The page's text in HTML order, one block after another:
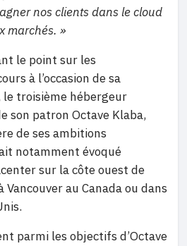
nos clients dans le cloud
marchés. »
le point sur les
à l’occasion de sa
troisième hébergeur
son patron Octave Klaba,
de ses ambitions
notamment évoqué
sur la côte ouest de
Vancouver au Canada ou dans
parmi les objectifs d’Octave